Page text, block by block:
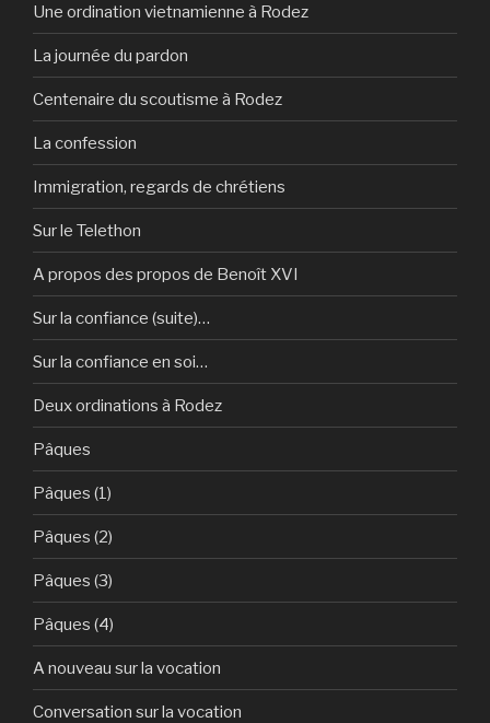
Une ordination vietnamienne à Rodez
La journée du pardon
Centenaire du scoutisme à Rodez
La confession
Immigration, regards de chrétiens
Sur le Telethon
A propos des propos de Benoît XVI
Sur la confiance (suite)…
Sur la confiance en soi…
Deux ordinations à Rodez
Pâques
Pâques (1)
Pâques (2)
Pâques (3)
Pâques (4)
A nouveau sur la vocation
Conversation sur la vocation